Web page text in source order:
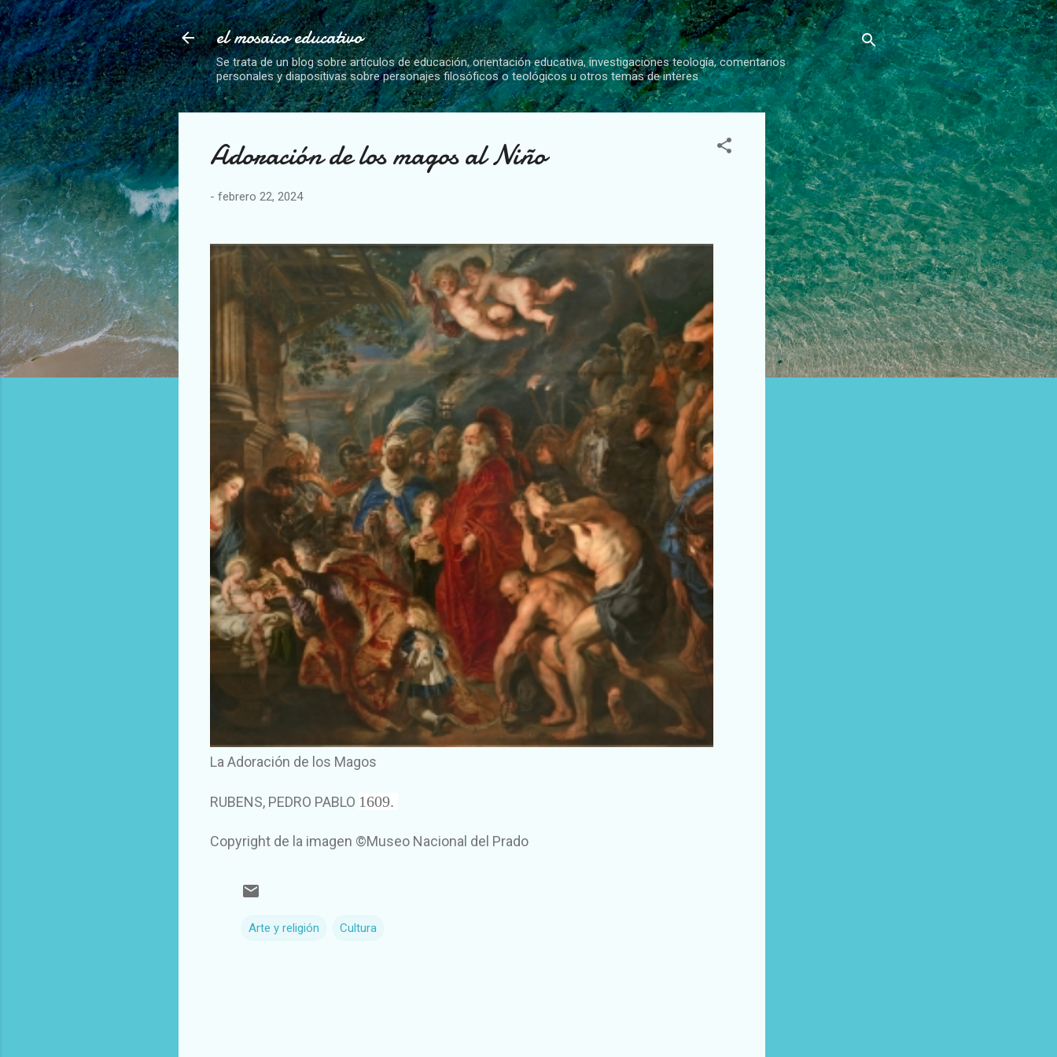
Ir al contenido principal
el mosaico educativo
Se trata de un blog sobre artículos de educación, orientación educativa, investigaciones teología, comentarios
personales y diapositivas sobre personajes filosóficos o teológicos u otros temas de interes
Adoración de los magos al Niño
- febrero 22, 2024
La Adoración de los Magos
RUBENS, PEDRO PABLO 1609.
Copyright de la imagen ©Museo Nacional del Prado
Arte y religión Cultura